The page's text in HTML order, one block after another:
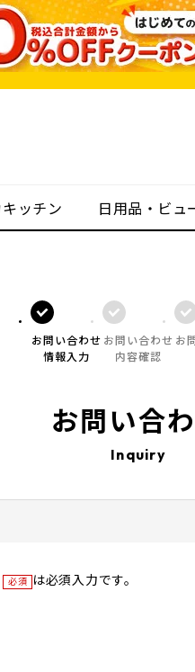
ッチン 日用品・ビュ
お問い合わせ
情報入力
お問い合わせ
内容確認
お
お問い合
Inquiry
必須 は必須入力です。